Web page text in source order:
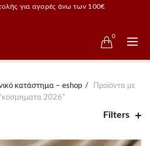
για αγορές άνω των 100€
0
κατάστημα – eshop
Προϊόντα με
“κοσμηματα 2026”
Filters